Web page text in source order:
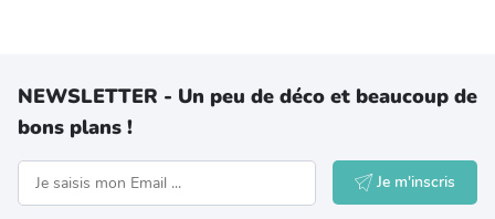
NEWSLETTER - Un peu de déco et beaucoup de
bons plans !
Je m'inscris